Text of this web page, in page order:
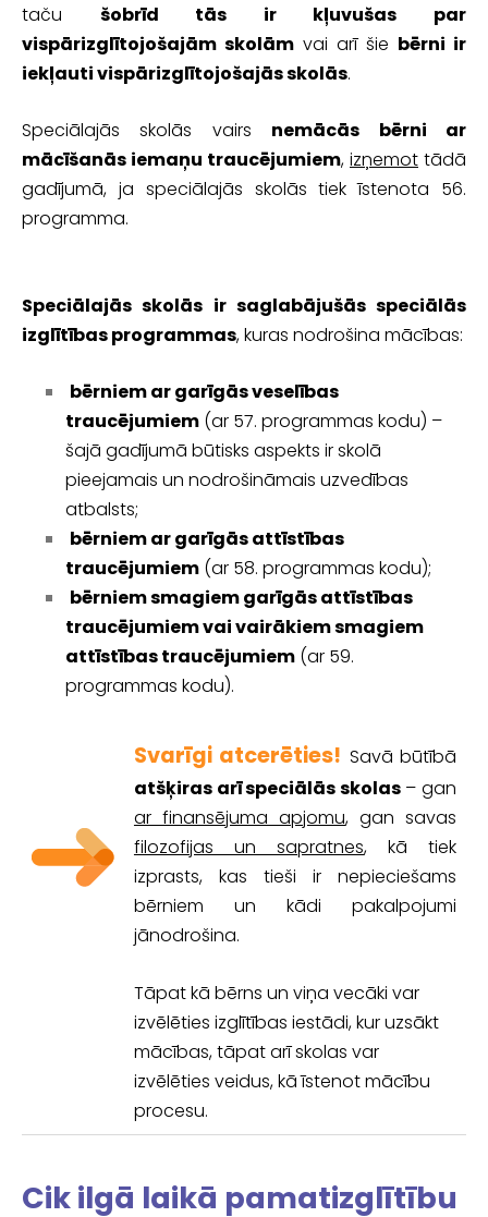
taču šobrīd tās ir kļuvušas par
vispārizglītojošajām skolām vai arī šie bērni ir
iekļauti vispārizglītojošajās skolās.
Speciālajās skolās vairs nemācās bērni ar
mācīšanās iemaņu traucējumiem, izņemot tādā
gadījumā, ja speciālajās skolās tiek īstenota 56.
programma.
Speciālajās skolās ir saglabājušās speciālās
izglītības programmas, kuras nodrošina mācības:
bērniem ar garīgās veselības
traucējumiem (ar 57. programmas kodu) –
šajā gadījumā būtisks aspekts ir skolā
pieejamais un nodrošināmais uzvedības
atbalsts;
bērniem ar garīgās attīstības
traucējumiem (ar 58. programmas kodu);
bērniem smagiemgarīgās attīstības
traucējumiem vai vairākiem smagiem
attīstības traucējumiem (ar 59.
programmas kodu).
Svarīgi atcerēties! Savā būtībā
atšķiras arī speciālās skolas– gan
ar finansējuma apjomu, gan savas
filozofijas un sapratnes, kā tiek
izprasts, kas tieši ir nepieciešams
bērniem un kādi pakalpojumi
jānodrošina.
Tāpat kā bērns un viņa vecāki var
izvēlēties izglītības iestādi, kur uzsākt
mācības, tāpat arī skolas var
izvēlēties veidus, kā īstenot mācību
procesu.
Cik ilgā laikā pamatizglītību